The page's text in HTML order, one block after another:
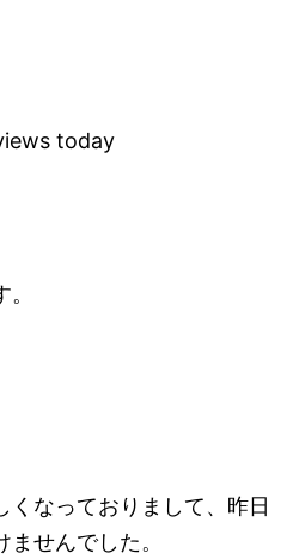
today
くなっておりまして、昨日
せんでした。